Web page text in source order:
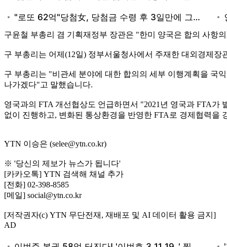
구윤철 부총리 겸 기획재정부 장관은 "한미 양국은 합의 사항
구 부총리는 어제(12일) 정부서울청사에서 주재한 대외경제
구 부총리는 "비관세 분야에 대한 합의의 세부 이행계획을 국
나가겠다"고 말했습니다.
영국과의 FTA 개선협상도 언급하면서 "2021년 영국과 FTA
없이 진행하고, 변화된 통상환경을 반영한 FTA로 경제협력을
YTN 이승은 (selee@ytn.co.kr)
※ '당신의 제보가 뉴스가 됩니다'
[카카오톡] YTN 검색해 채널 추가
[전화] 02-398-8585
[메일] social@ytn.co.kr
[저작권자(c) YTN 무단전재, 재배포 및 AI 데이터 활용 금지]
AD